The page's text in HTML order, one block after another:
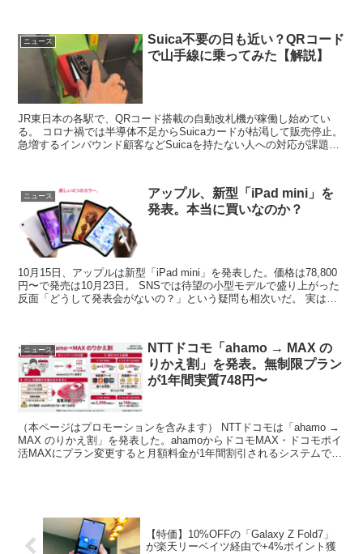
ニュース
Suica不要の日も近い？QRコード
で山手線に乗ってみた【解説】
JR東日本の各駅で、QRコード搭載の自動改札機が稼働し始めてい
る。 コロナ禍では半導体不足からSuicaカードが枯渇して販売停止。
急増するインバウンド顧客などSuicaを持たない人への対応が課題と
ニュース
アップル、新型「iPad mini」を
発表。本当に買いなのか？
10月15日、アップルは新型「iPad mini」を発表した。価格は78,800
円〜で発売は10月23日。 SNSでは待望の小型モデルで盛り上がった
反面「どうして発表会がないの？」という疑問も相次いだ。 実はこ
ニュース
NTTドコモ「ahamo → MAX の
りかえ割」を発表。無制限プラン
が1年間実質748円〜
（本ページはプロモーションを含みます） NTTドコモは「ahamo →
MAX のりかえ割」を発表した。ahamoからドコモMAX・ドコモポイ
活MAXにプラン変更すると月額料金が1年間割引されるシステムで、
【特価】10%OFFの「Galaxy Z Fold7」
が楽天リーベイツ経由で+4%ポイント獲